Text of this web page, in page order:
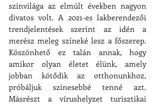
színvilága az elmúlt években nagyon
divatos volt. A 2021-es lakberendezői
trendjelentések szerint az idén a
merész meleg színeké lesz a főszerep.
Köszönhető ez talán annak, hogy
amikor olyan életet élünk, amely
jobban kötődik az otthonunkhoz,
próbáljuk színesebbé tenné azt.
Másrészt a vírushelyzet turisztikai